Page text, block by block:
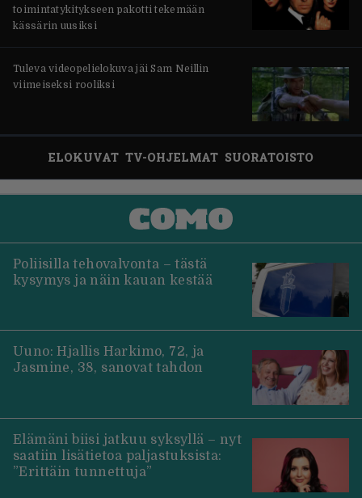
toimintatykitykseen pakotti tekemään
kässärin uusiksi
Tuleva videopelielokuva jäi Sam Neillin
viimeiseksi rooliksi
ELOKUVAT TV-OHJELMAT SUORATOISTO
Poliisilla tehovalvonta – tästä
kysymys ja näin kauan kestää
Uuno: Hjallis Harkimo, 72, ja
Jasmine, 38, sanovat tahdon
Elämäni biisi jatkuu syksyllä – nyt
saatiin lisätietoa paljastuksista:
”Erittäin tunnettuja”